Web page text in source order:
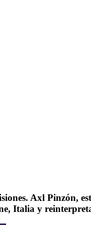
Axl Pinzón,
Italia y